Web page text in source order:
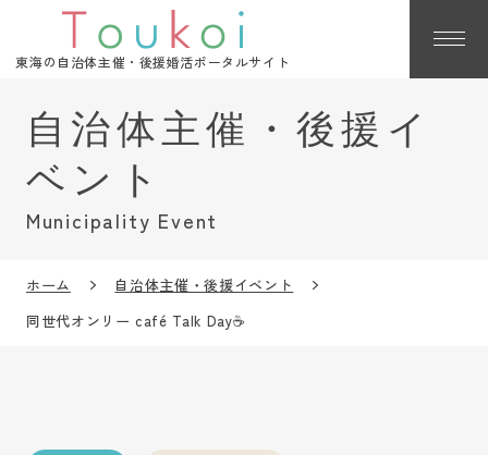
東海の自治体主催・後援婚活ポータルサイト
Municipality Event
ホーム
自治体主催・後援イベント
同世代オンリー café Talk Day☕